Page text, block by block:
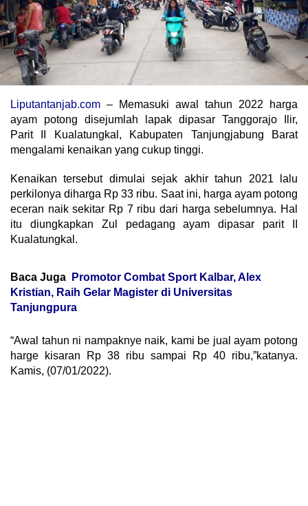
Liputantanjab.com – Memasuki awal tahun 2022 harga
ayam potong disejumlah lapak dipasar Tanggorajo Ilir,
Parit II Kualatungkal, Kabupaten Tanjungjabung Barat
mengalami kenaikan yang cukup tinggi.
Kenaikan tersebut dimulai sejak akhir tahun 2021 lalu
perkilonya diharga Rp 33 ribu. Saat ini, harga ayam potong
eceran naik sekitar Rp 7 ribu dari harga sebelumnya. Hal
itu diungkapkan Zul pedagang ayam dipasar parit II
Kualatungkal.
Baca Juga
Promotor Combat Sport Kalbar, Alex
Kristian, Raih Gelar Magister di Universitas
Tanjungpura
“Awal tahun ni nampaknye naik, kami be jual ayam potong
harge kisaran Rp 38 ribu sampai Rp 40 ribu,”katanya.
Kamis, (07/01/2022).